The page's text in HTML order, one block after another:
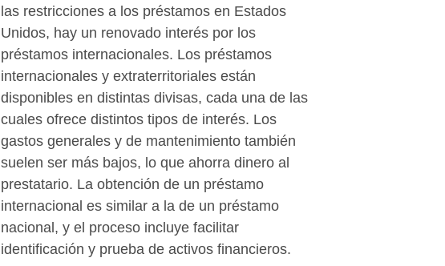
las restricciones a los préstamos en Estados
Unidos, hay un renovado interés por los
préstamos internacionales. Los préstamos
internacionales y extraterritoriales están
disponibles en distintas divisas, cada una de las
cuales ofrece distintos tipos de interés. Los
gastos generales y de mantenimiento también
suelen ser más bajos, lo que ahorra dinero al
prestatario. La obtención de un préstamo
internacional es similar a la de un préstamo
nacional, y el proceso incluye facilitar
identificación y prueba de activos financieros.